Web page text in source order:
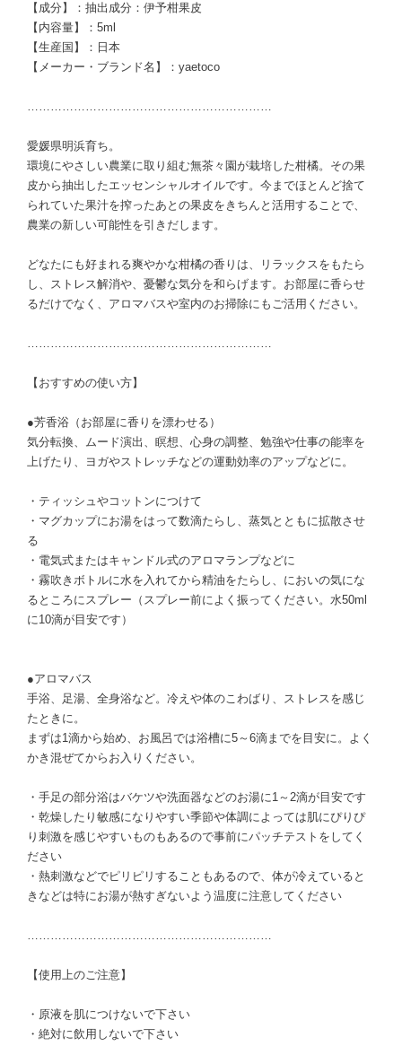
【成分】：抽出成分：伊予柑果皮
【内容量】：5ml
【生産国】：日本
【メーカー・ブランド名】：yaetoco
………………………………………………………
愛媛県明浜育ち。
環境にやさしい農業に取り組む無茶々園が栽培した柑橘。その果
皮から抽出したエッセンシャルオイルです。今までほとんど捨て
られていた果汁を搾ったあとの果皮をきちんと活用することで、
農業の新しい可能性を引きだします。
どなたにも好まれる爽やかな柑橘の香りは、リラックスをもたら
し、ストレス解消や、憂鬱な気分を和らげます。お部屋に香らせ
るだけでなく、アロマバスや室内のお掃除にもご活用ください。
………………………………………………………
【おすすめの使い方】
●芳香浴（お部屋に香りを漂わせる）
気分転換、ムード演出、瞑想、心身の調整、勉強や仕事の能率を
上げたり、ヨガやストレッチなどの運動効率のアップなどに。
・ティッシュやコットンにつけて
・マグカップにお湯をはって数滴たらし、蒸気とともに拡散させ
る
・電気式またはキャンドル式のアロマランプなどに
・霧吹きボトルに水を入れてから精油をたらし、においの気にな
るところにスプレー（スプレー前によく振ってください。水50ml
に10滴が目安です）
●アロマバス
手浴、足湯、全身浴など。冷えや体のこわばり、ストレスを感じ
たときに。
まずは1滴から始め、お風呂では浴槽に5～6滴までを目安に。よく
かき混ぜてからお入りください。
・手足の部分浴はバケツや洗面器などのお湯に1～2滴が目安です
・乾燥したり敏感になりやすい季節や体調によっては肌にぴりぴ
り刺激を感じやすいものもあるので事前にパッチテストをしてく
ださい
・熱刺激などでピリピリすることもあるので、体が冷えていると
きなどは特にお湯が熱すぎないよう温度に注意してください
………………………………………………………
【使用上のご注意】
・原液を肌につけないで下さい
・絶対に飲用しないで下さい